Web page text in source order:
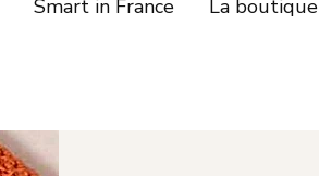
Smart in France La boutique